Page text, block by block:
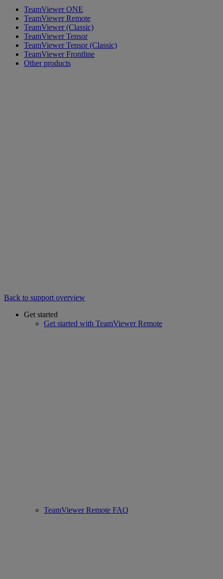
TeamViewer ONE
TeamViewer Remote
TeamViewer (Classic)
TeamViewer Tensor
TeamViewer Tensor (Classic)
TeamViewer Frontline
Other products
Back to support overview
Get started
Get started with TeamViewer Remote
TeamViewer Remote FAQ